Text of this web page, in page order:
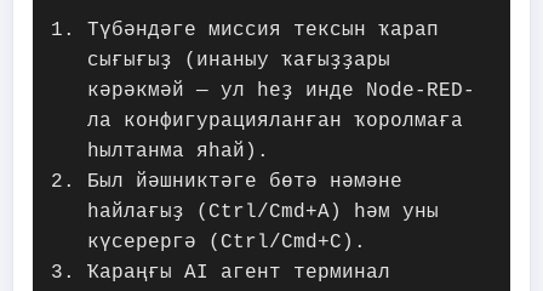
Түбәндәге миссия тексын ҡарап
сығығыҙ (инаныу ҡағыҙҙары
кәрәкмәй — ул һеҙ инде Node-RED-
ла конфигурацияланған ҡоролмаға
һылтанма яһай).
Был йәшниктәге бөтә нәмәне
һайлағыҙ (Ctrl/Cmd+A) һәм уны
күсерергә (Ctrl/Cmd+C).
Ҡараңғы AI агент терминал